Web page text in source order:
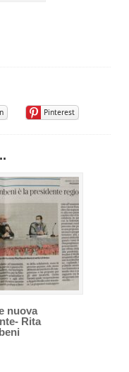
Pinterest
nuova
Rita